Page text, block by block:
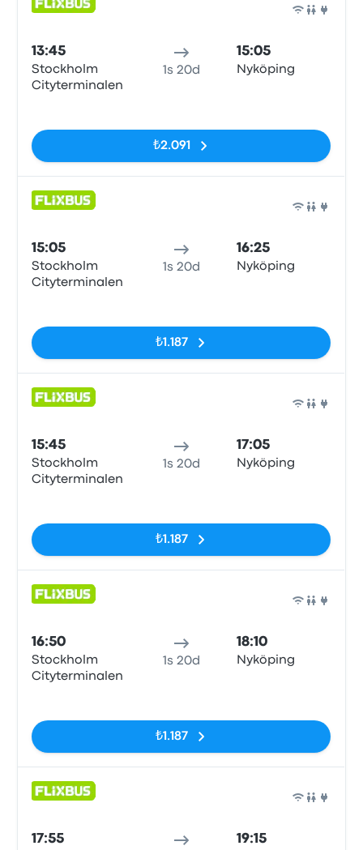
13:45
Stockholm
Cityterminalen
1s 20d
15:05
Nyköping
₺2.091
15:05
Stockholm
Cityterminalen
1s 20d
16:25
Nyköping
₺1.187
15:45
Stockholm
Cityterminalen
1s 20d
17:05
Nyköping
₺1.187
16:50
Stockholm
Cityterminalen
1s 20d
18:10
Nyköping
₺1.187
17:55 19:15